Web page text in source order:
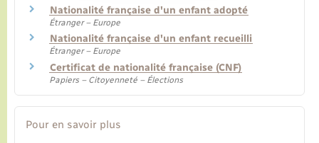
Nationalité française d'un enfant adopté
Étranger – Europe
Nationalité française d'un enfant recueilli
Étranger – Europe
Certificat de nationalité française (CNF)
Papiers – Citoyenneté – Élections
Pour en savoir plus